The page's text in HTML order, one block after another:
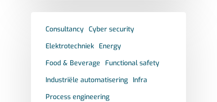
Consultancy Cyber security
Elektrotechniek Energy
Food & Beverage
Functional safety
Industriële automatisering Infra
Process engineering